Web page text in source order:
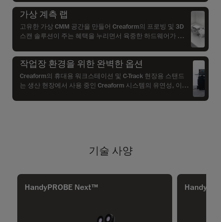
동함으로써 전반적인 품질 관리 프로세스와 생산성, 효율성
을 높이도록 설계되었고.
가상 계측 랩
고유한 가상 CMM 공간을 만들어 Creaform의 프로빙 및 3D
스캔 솔루션이 주는 혜택을 누리면서 육중한 하드웨어가 차
작업장 환경을 위한 완벽한 옵션
Creaform의 휴대용 워크스테이션 및 C-Track 현장용 스탠드
는 생산 현장에서 사용 중인 Creaform 시스템의 유연성, 이동
기술 사양
HandyPROBE Next™